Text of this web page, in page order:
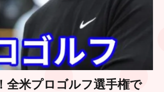
全米プロゴルフ選手権で